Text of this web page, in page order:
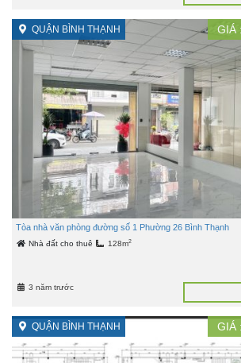
QUẬN BÌNH THẠNH GIÁ :
Tòa nhà văn phòng đường số 1 Phường 26 Bình Thạnh
Nhà đất cho thuê 128m2
3 năm trước
QUẬN BÌNH THẠNH GIÁ :